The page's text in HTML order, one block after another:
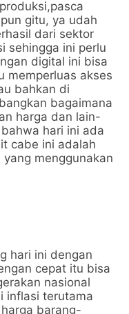
gitu, ya udah
dari sektor
sehingga ini perlu
digital ini bisa
memperluas akses
bahkan di
bagaimana
harga dan lain-
hari ini ada
cabe ini adalah
menggunakan
hari ini dengan
cepat itu bisa
nasional
inflasi terutama
barang-